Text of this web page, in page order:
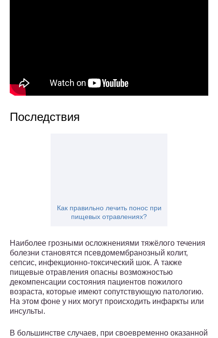
Последствия
Как правильно лечить понос при
пищевых отравлениях?
Наиболее грозными осложнениями тяжёлого течения
болезни становятся псевдомембранозный колит,
сепсис, инфекционно-токсический шок. А также
пищевые отравления опасны возможностью
декомпенсации состояния пациентов пожилого
возраста, которые имеют сопутствующую патологию.
На этом фоне у них могут происходить инфаркты или
инсульты.
В большинстве случаев, при своевременно оказанной